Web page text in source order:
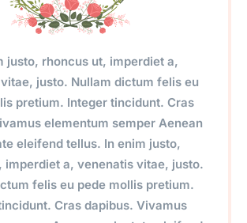
justo, rhoncus ut, imperdiet a,
justo. Nullam dictum felis eu
pretium. Integer tincidunt. Cras
elementum semper Aenean
eleifend tellus. In enim justo,
imperdiet a, venenatis vitae, justo.
felis eu pede mollis pretium.
Cras dapibus. Vivamus